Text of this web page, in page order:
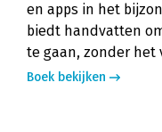
en apps in het
biedt handvatten
te gaan, zonder het
Boek bekijken